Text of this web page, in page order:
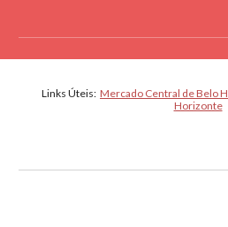
Links Úteis: Mercado Central de Belo
Horizonte